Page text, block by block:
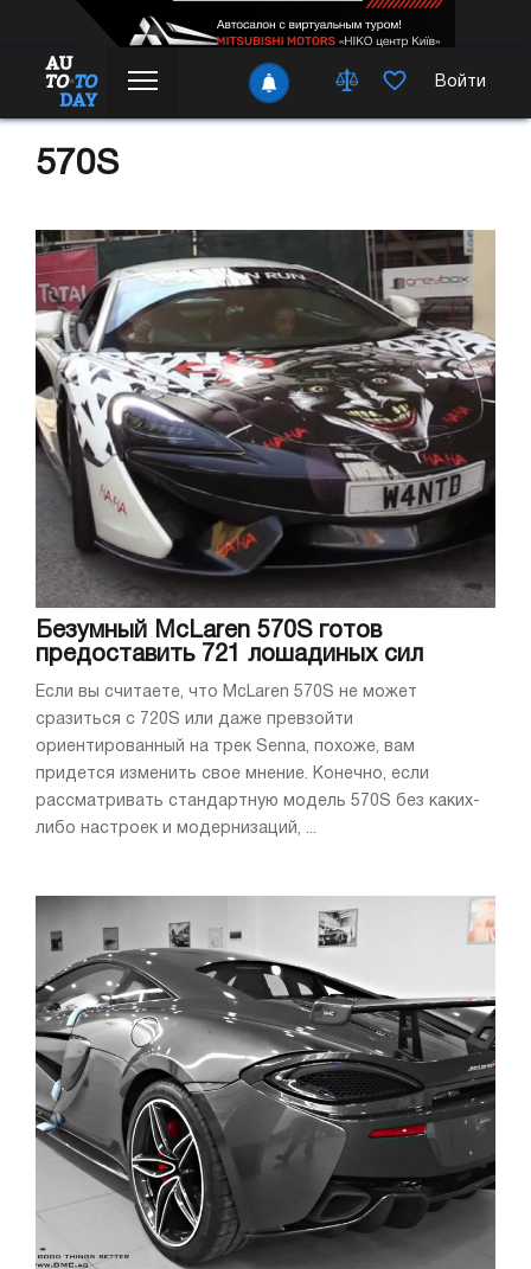
Войти
570S
Безумный McLaren 570S готов
предоставить 721 лошадиных сил
Если вы считаете, что McLaren 570S не может
сразиться с 720S или даже превзойти
ориентированный на трек Senna, похоже, вам
придется изменить свое мнение. Конечно, если
рассматривать стандартную модель 570S без каких-
либо настроек и модернизаций, ...